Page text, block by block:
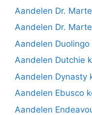
Aandelen Dr.
Aandelen Dr.
Aandelen Duolingo
Aandelen Dutchie
Aandelen Dynasty
Aandelen Ebusco
Aandelen